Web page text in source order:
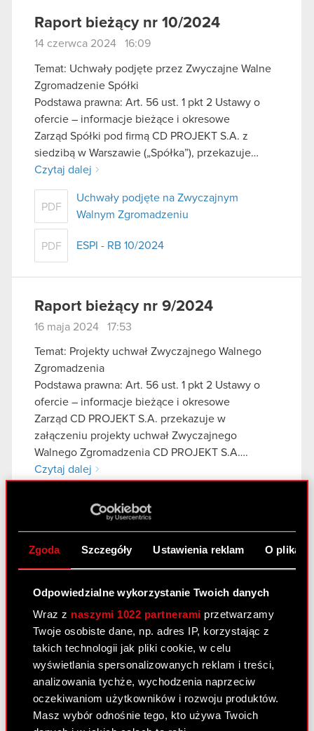
Zgoda Szczegóły Ustawienia reklam O
Odpowiedzialne wykorzystanie Twoich danych
Wraz z naszymi 1022 partnerami przetwarzamy
Twoje osobiste dane, np. adres IP, korzystając z
takich technologii jak pliki cookie, w celu
wyświetlania spersonalizowanych reklam i treści,
analizowania tychże, wychodzenia naprzeciw
oczekiwaniom użytkowników i rozwoju produktów.
Masz wybór odnośnie tego, kto używa Twoich
Raport bieżący nr 10/2024
14 czerwca 2024 16:09
Temat: Uchwały podjęte przez Zwyczajne Walne
Zgromadzenie Spółki
Podstawa prawna: Art. 56 ust. 1 pkt 2 Ustawy o
ofercie – informacje bieżące i okresowe
Zarząd Spółki pod firmą CD PROJEKT S.A. z
siedzibą w Warszawie („Spółka”), przekazuje…
Czytaj dalej
PDF
Uchwały podjęte na Zwyczajnym
Walnym Zgromadzeniu
PDF ESPI - RB 10/2024
Raport bieżący nr 9/2024
16 maja 2024 17:53
Temat: Projekty uchwał Zwyczajnego Walnego
Zgromadzenia
Podstawa prawna: Art. 56 ust. 1 pkt 2 Ustawy o
ofercie – informacje bieżące i okresowe
Zarząd CD PROJEKT S.A. przekazuje w
załączeniu projekty uchwał Zwyczajnego
Walnego Zgromadzenia CD PROJEKT S.A….
Czytaj dalej
Projekty uchwał ZWZA
PDF
Zgromadzeniu
wynagrodzeniach w 2023 r.
PDF
Raport niezależnego biegłego rewidenta
- Sprawozdanie o wynagrodzeniach
2023 r.
PDF
Sprawozdanie Rady Nadzorczej CD
PROJEKT S.A. 2023 r.
PDF ESPI - RB 9/2024